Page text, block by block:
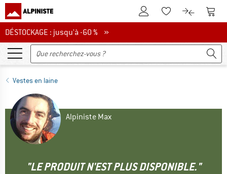
Vers le compte client
Vers la liste
Vers le
DÉSTOCKAGE : jusqu'à -60 %
DÉSTOCKAGE : jusqu'à -60 % »
Vestes en laine
Alpiniste Max
"LE PRODUIT N'EST PLUS DISPONIBLE."